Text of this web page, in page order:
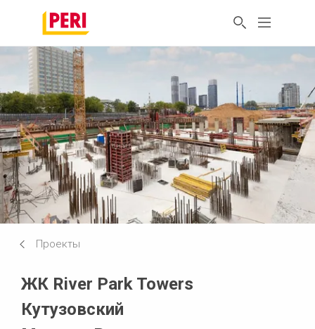
Проекты
ЖК River Park Towers
Кутузовский